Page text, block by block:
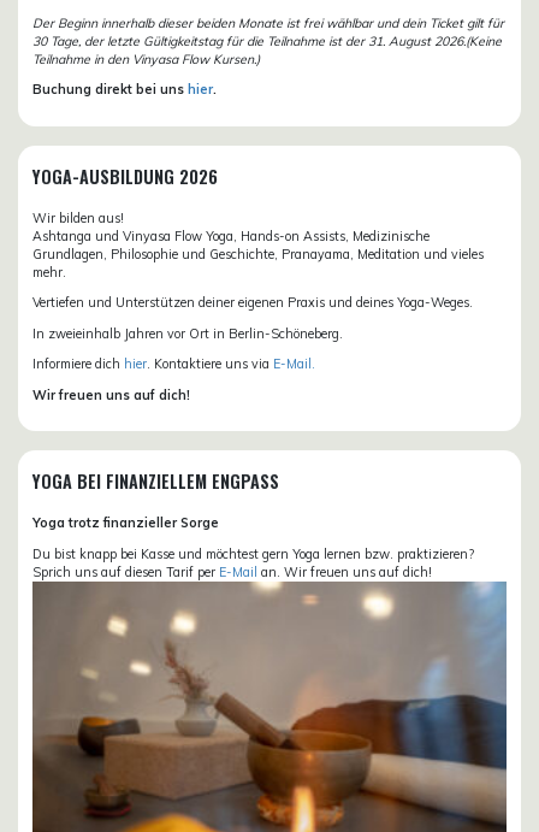
Der Beginn innerhalb dieser beiden Monate ist frei wählbar und dein Ticket gilt für
30 Tage, der letzte Gültigkeitstag für die Teilnahme ist der 31. August 2026.(Keine
Teilnahme in den Vinyasa Flow Kursen.)
Buchung direkt bei uns hier.
YOGA-AUSBILDUNG 2026
Wir bilden aus!
Ashtanga und Vinyasa Flow Yoga, Hands-on Assists, Medizinische
Grundlagen, Philosophie und Geschichte, Pranayama, Meditation und vieles
mehr.
Vertiefen und Unterstützen deiner eigenen Praxis und deines Yoga-Weges.
In zweieinhalb Jahren vor Ort in Berlin-Schöneberg.
Informiere dich hier. Kontaktiere uns via E-Mail.
Wir freuen uns auf dich!
YOGA BEI FINANZIELLEM ENGPASS
Yoga trotz finanzieller Sorge
Du bist knapp bei Kasse und möchtest gern Yoga lernen bzw. praktizieren?
Sprich uns auf diesen Tarif per E-Mail an. Wir freuen uns auf dich!